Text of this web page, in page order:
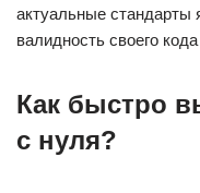
актуальные стандарты
валидность своего
Как быстро
с нуля?